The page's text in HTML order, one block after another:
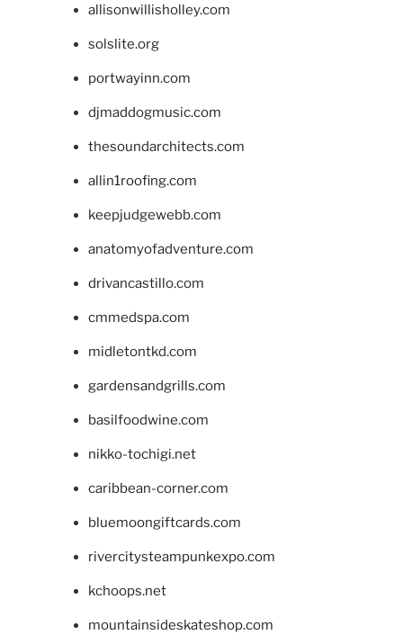
allisonwillisholley.com
solslite.org
portwayinn.com
djmaddogmusic.com
thesoundarchitects.com
allin1roofing.com
keepjudgewebb.com
anatomyofadventure.com
drivancastillo.com
cmmedspa.com
midletontkd.com
gardensandgrills.com
basilfoodwine.com
nikko-tochigi.net
caribbean-corner.com
bluemoongiftcards.com
rivercitysteampunkexpo.com
kchoops.net
mountainsideskateshop.com